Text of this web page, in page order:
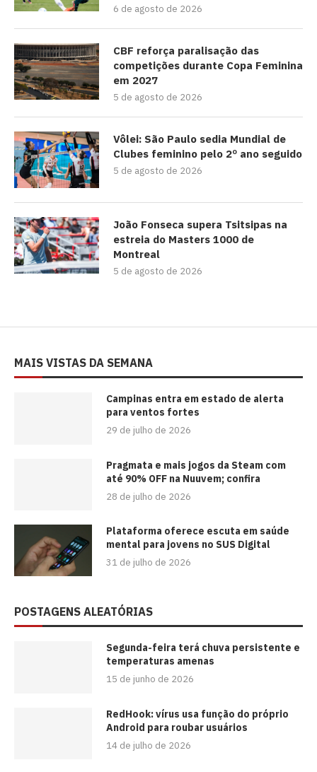
6 de agosto de 2026
CBF reforça paralisação das
competições durante Copa Feminina
em 2027
5 de agosto de 2026
Vôlei: São Paulo sedia Mundial de
Clubes feminino pelo 2º ano seguido
5 de agosto de 2026
João Fonseca supera Tsitsipas na
estreia do Masters 1000 de
Montreal
5 de agosto de 2026
MAIS VISTAS DA SEMANA
Campinas entra em estado de alerta
para ventos fortes
29 de julho de 2026
Pragmata e mais jogos da Steam com
até 90% OFF na Nuuvem; confira
28 de julho de 2026
Plataforma oferece escuta em saúde
mental para jovens no SUS Digital
31 de julho de 2026
POSTAGENS ALEATÓRIAS
Segunda-feira terá chuva persistente e
temperaturas amenas
15 de junho de 2026
RedHook: vírus usa função do próprio
Android para roubar usuários
14 de julho de 2026